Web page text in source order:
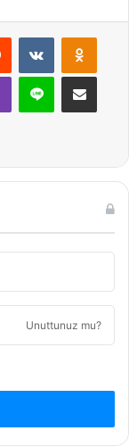
Reddit VKontakte
Viber Line E-Posta ile
Unuttunuz mu?